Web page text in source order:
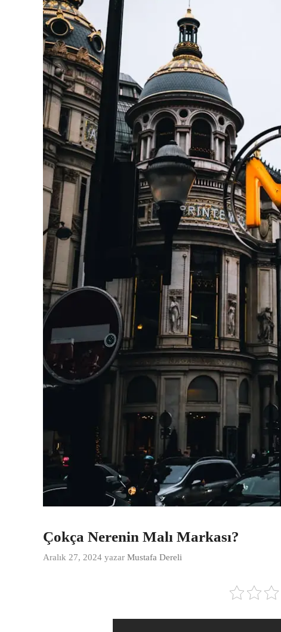
Çokça Nerenin Malı Markası?
Aralık 27, 2024 yazar Mustafa Dereli